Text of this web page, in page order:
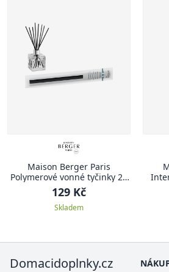
Maison Berger Paris
Polymerové vonné tyčinky 24
cm, 8 ks
129 Kč
Skladem
Domacidoplnky.cz